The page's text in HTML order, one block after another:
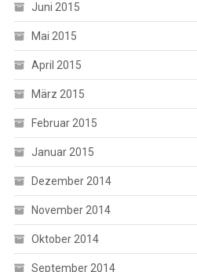
Juni 2015
Mai 2015
April 2015
März 2015
Februar 2015
Januar 2015
Dezember 2014
November 2014
Oktober 2014
September 2014